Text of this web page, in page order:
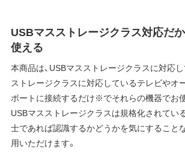
USBマスストレージクラス対応だ
使える
本商品は、USBマスストレージクラスに対応
ストレージクラスに対応しているテレビやオ
ポートに接続するだけ※でそれらの機器でお
USBマスストレージクラスは規格化されてい
士であれば認識するかどうかを気にすること
用いただけます。